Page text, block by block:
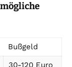
Bußgeld
30-120 Euro